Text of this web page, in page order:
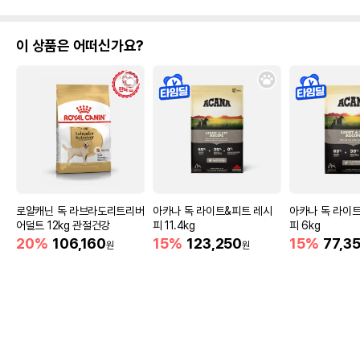
이 상품은 어떠신가요?
로얄캐닌 독 라브라도리트리버
어덜트 12kg 관절건강
20% 106,160원
아카나 독 라이트&피트 레시
피 11.4kg
15% 123,250원
아카나 독 라이
피 6kg
15%